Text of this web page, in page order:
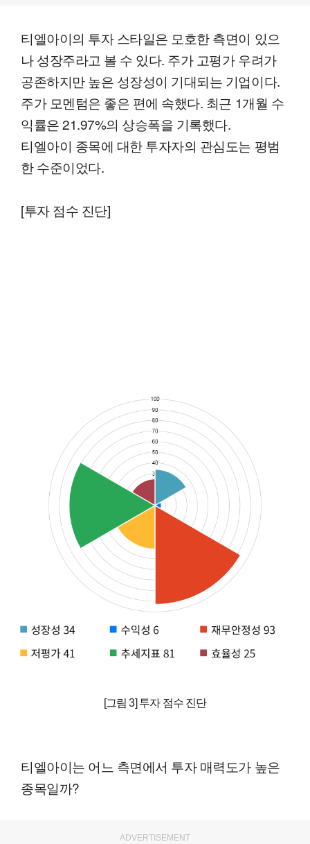
티엘아이의 투자 스타일은 모호한 측면이 있으
나 성장주라고 볼 수 있다. 주가 고평가 우려가
공존하지만 높은 성장성이 기대되는 기업이다.
주가 모멘텀은 좋은 편에 속했다. 최근 1개월 수
익률은 21.97%의 상승폭을 기록했다.
티엘아이 종목에 대한 투자자의 관심도는 평범
한 수준이었다.
[투자 점수 진단]
[그림 3] 투자 점수 진단
티엘아이는 어느 측면에서 투자 매력도가 높은
종목일까?
ADVERTISEMENT